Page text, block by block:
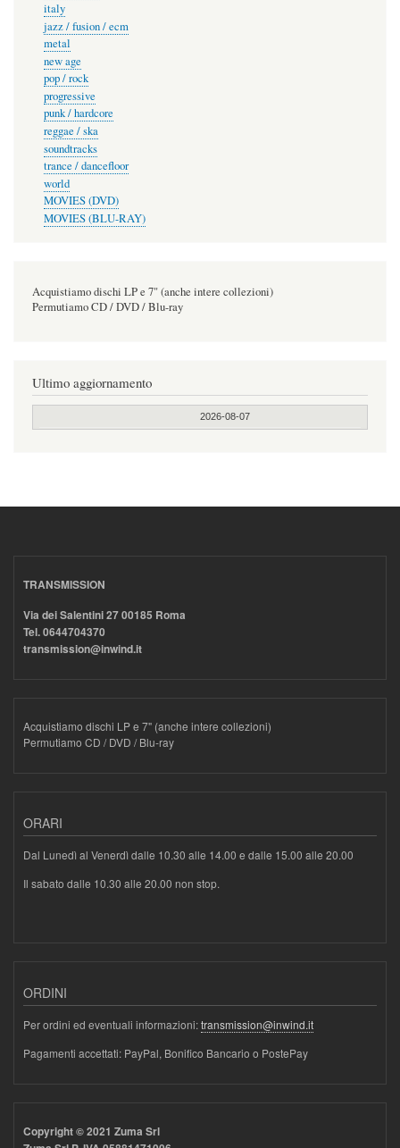
italy
jazz / fusion / ecm
metal
new age
pop / rock
progressive
punk / hardcore
reggae / ska
soundtracks
trance / dancefloor
world
MOVIES (DVD)
MOVIES (BLU-RAY)
Acquistiamo dischi LP e 7" (anche intere collezioni)
Permutiamo CD / DVD / Blu-ray
Ultimo aggiornamento
2026-08-07
TRANSMISSION
Via dei Salentini 27 00185 Roma
Tel. 0644704370
transmission@inwind.it
Acquistiamo dischi LP e 7" (anche intere collezioni)
Permutiamo CD / DVD / Blu-ray
ORARI
Dal Lunedì al Venerdì dalle 10.30 alle 14.00 e dalle 15.00 alle 20.00
Il sabato dalle 10.30 alle 20.00 non stop.
ORDINI
Per ordini ed eventuali informazioni:transmission@inwind.it
Pagamenti accettati: PayPal, Bonifico Bancario o PostePay
Copyright © 2021 Zuma Srl